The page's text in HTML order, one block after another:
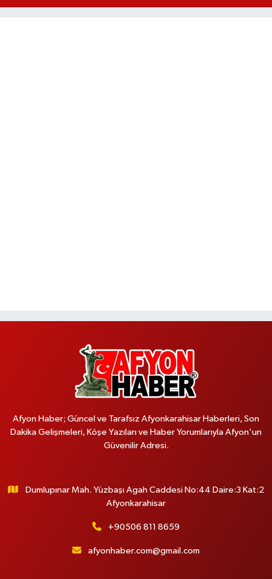
Afyon Haber; Güncel ve Tarafsız Afyonkarahisar Haberleri, Son
Dakika Gelişmeleri, Köşe Yazıları ve Haber Yorumlarıyla Afyon'un
Güvenilir Adresi.
Dumlupınar Mah. Yüzbaşı Agah Caddesi No:44 Daire:3 Kat:2
Afyonkarahisar
+90506 811 8659
afyonhaber.com@gmail.com